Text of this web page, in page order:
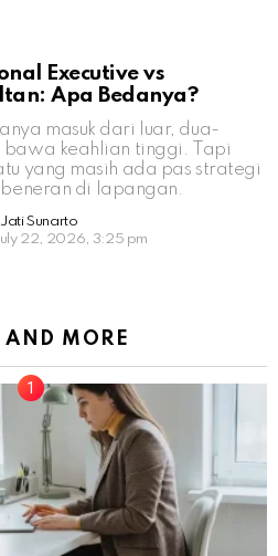
Executive vs
Apa Bedanya?
masuk dari luar, dua-
bawa keahlian tinggi. Tapi
yang masih ada pas strategi
di lapangan.
Jati Sunarto
22, 2026, 3:25 pm
AND MORE